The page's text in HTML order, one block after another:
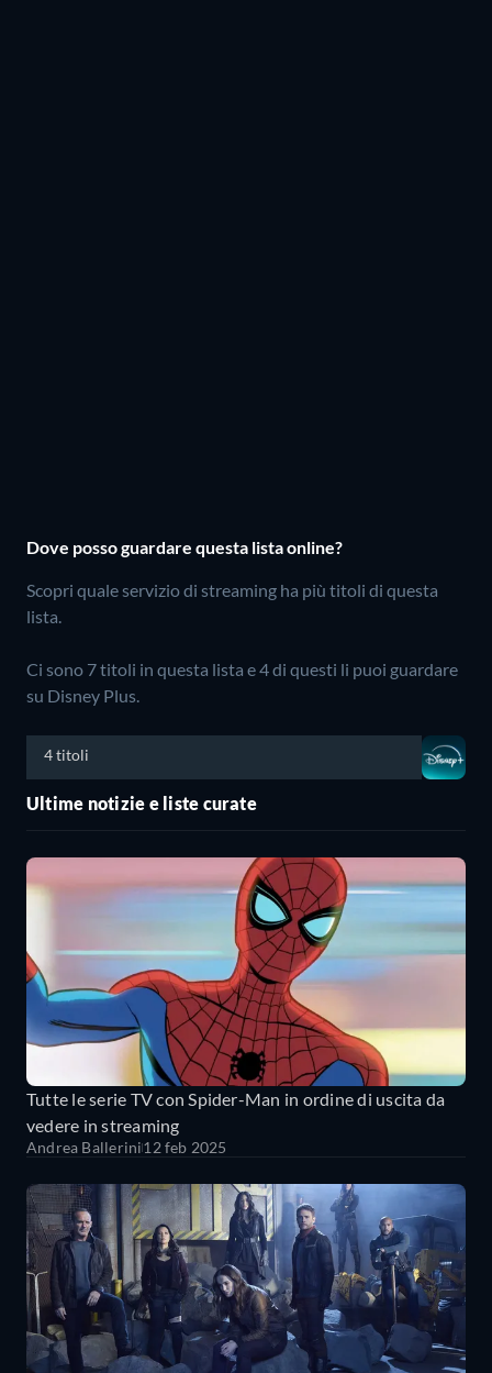
Dove posso guardare questa lista online?
Scopri quale servizio di streaming ha più titoli di questa
lista.
Ci sono 7 titoli in questa lista e 4 di questi li puoi guardare
su Disney Plus.
4 titoli
Ultime notizie e liste curate
Tutte le serie TV con Spider-Man in ordine di uscita da
vedere in streaming
Andrea Ballerini12 feb 2025